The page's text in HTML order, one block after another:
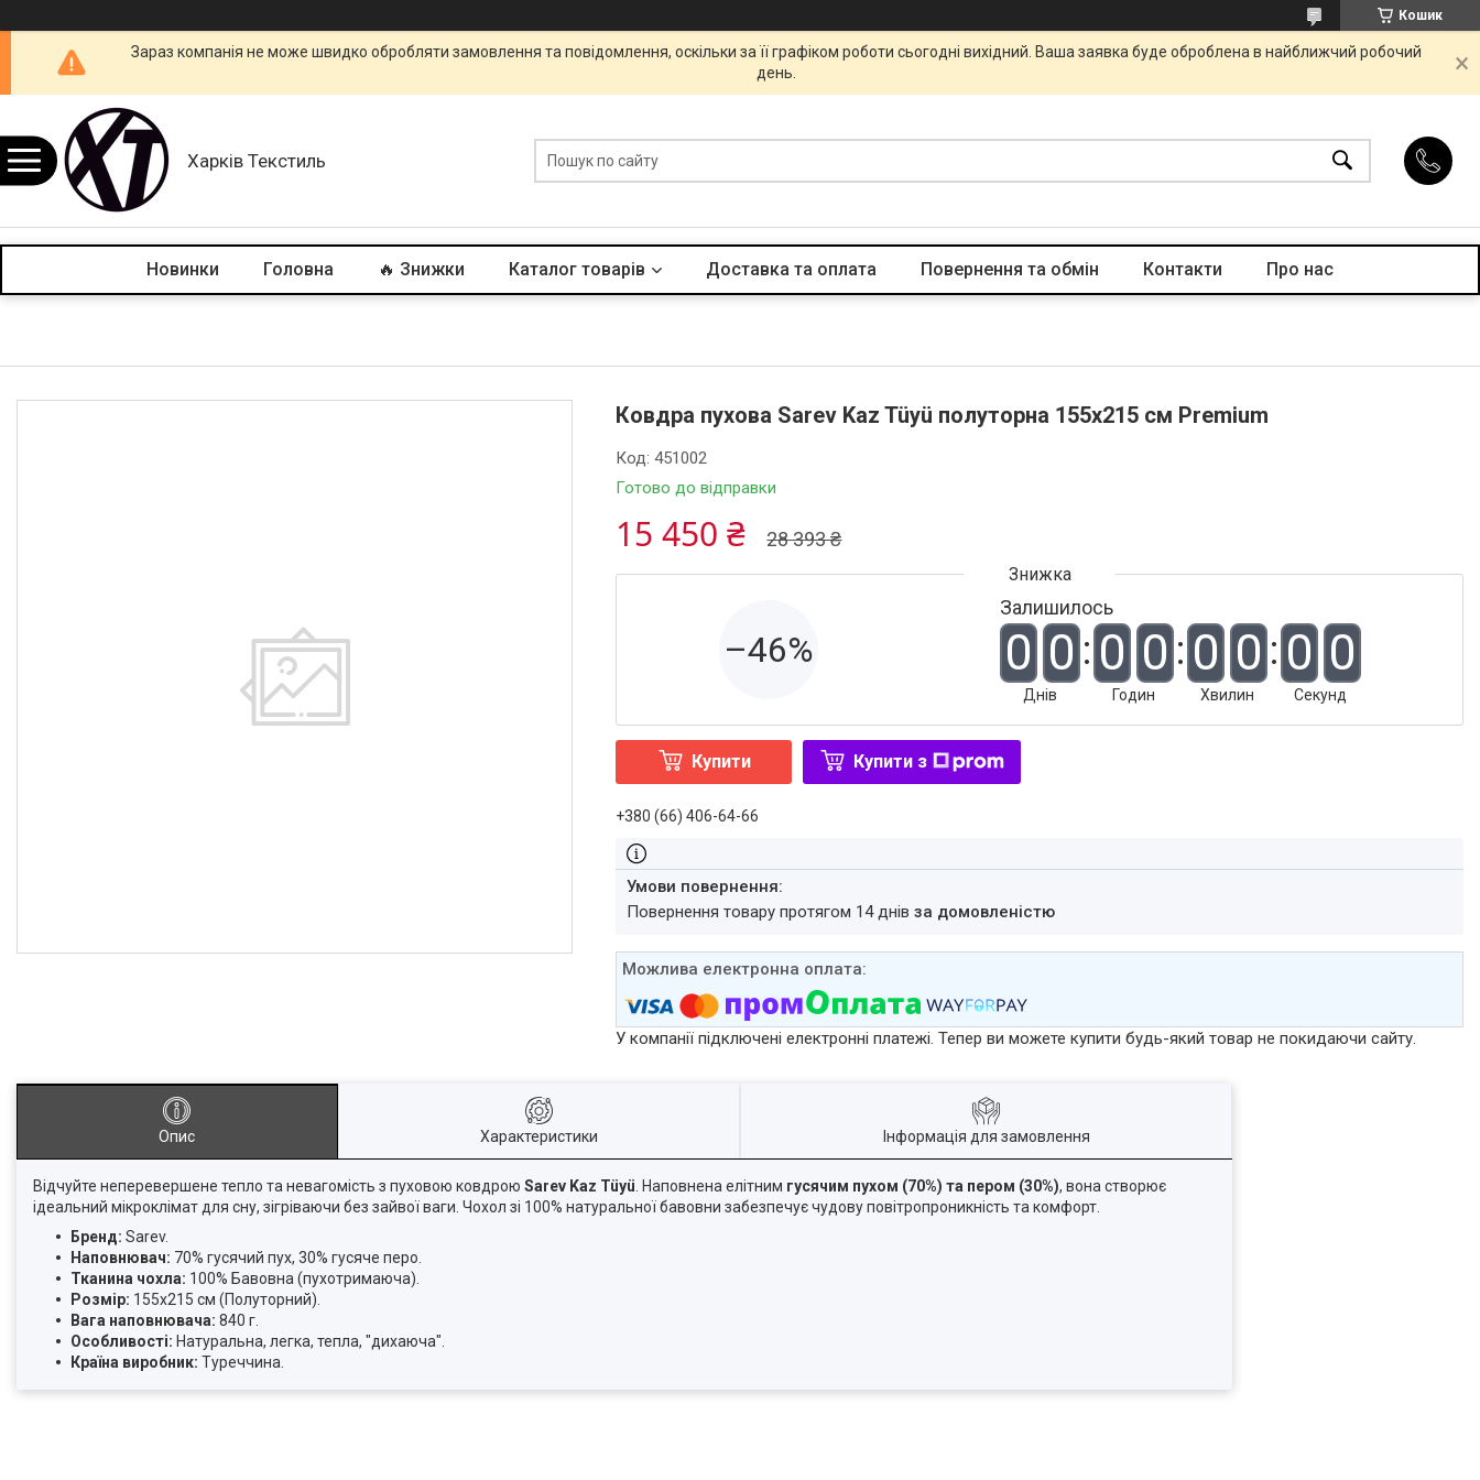
Кошик
Зараз компанія не може швидко обробляти замовлення та повідомлення, оскільки за її графіком роботи сьогодні вихідний. Ваша заявка буде оброблена в найближчий робочий
день.
Харків Текстиль
Новинки Головна 🔥 Знижки Каталог товарів Доставка та оплата Повернення та обмін Контакти Про нас
Ковдра пухова Sarev Kaz Tüyü полуторна 155х215 см Premium
Готово до відправки
Код:451002
28 393 ₴
15 450 ₴
–46%
Залишилось
0 0
Днів
0 0
Годин
0 0
Хвилин
0 0
Секунд
Купити Купити з
+380 (66) 406-64-66
повернення товару протягом 14 днівза домовленістю
У компанії підключені електронні платежі. Тепер ви можете купити будь-який товар не покидаючи сайту.
Опис Характеристики Інформація для замовлення
Відчуйте неперевершене тепло та невагомість з пуховою ковдрою Sarev Kaz Tüyü . Наповнена елітним гусячим пухом (70%) та пером (30%), вона створює
ідеальний мікроклімат для сну, зігріваючи без зайвої ваги. Чохол зі 100% натуральної бавовни забезпечує чудову повітропроникність та комфорт.
Бренд: Sarev.
Наповнювач: 70% гусячий пух, 30% гусяче перо.
Тканина чохла: 100% Бавовна (пухотримаюча).
Розмір: 155х215 см (Полуторний).
Вага наповнювача: 840 г.
Особливості: Натуральна, легка, тепла, "дихаюча".
Країна виробник: Туреччина.